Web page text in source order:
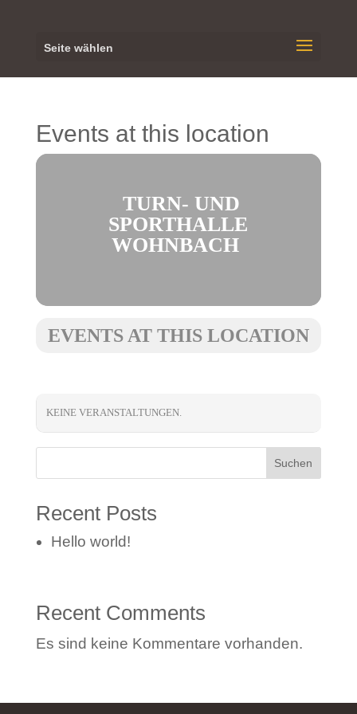
Seite wählen
Events at this location
TURN- UND
SPORTHALLE
WOHNBACH
EVENTS AT THIS LOCATION
KEINE VERANSTALTUNGEN.
Suchen
Recent Posts
Hello world!
Recent Comments
Es sind keine Kommentare vorhanden.